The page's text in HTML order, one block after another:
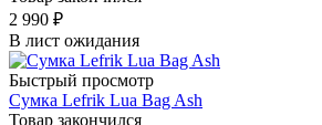
2 990 ₽
В лист ожидания
Быстрый просмотр
Сумка Lefrik Lua Bag Ash
Товар закончился